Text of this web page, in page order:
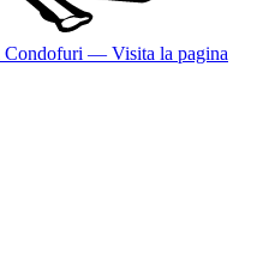
Condofuri — Visita la pagina